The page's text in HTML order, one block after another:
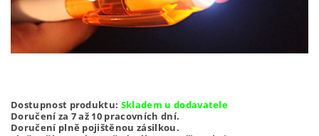
Dostupnost produktu: Skladem u dodavatele
Doručení za 7 až 10 pracovních dní.
Doručení plně pojištěnou zásilkou.